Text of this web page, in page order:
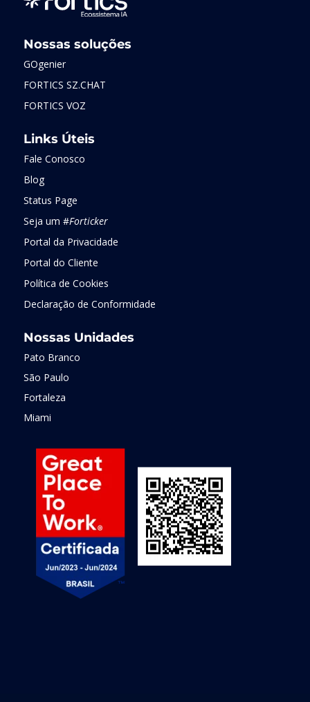
Nossas soluções
GOgenier
FORTICS SZ.CHAT
FORTICS VOZ
Links Úteis
Fale Conosco
Blog
Status Page
Seja um #Forticker
Portal da Privacidade
Portal do Cliente
Política de Cookies
Declaração de Conformidade
Nossas Unidades
Pato Branco
São Paulo
Fortaleza
Miami